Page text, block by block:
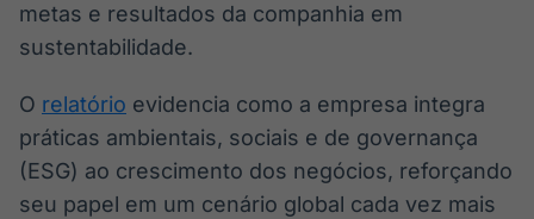
Em breve
metas e resultados da companhia em
sustentabilidade.
O relatório evidencia como a empresa integra
práticas ambientais, sociais e de governança
(ESG) ao crescimento dos negócios, reforçando
seu papel em um cenário global cada vez mais